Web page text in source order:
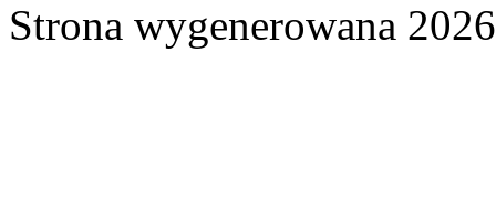
Strona wygenerowana